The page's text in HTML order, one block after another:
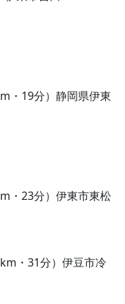
・19分）静岡県伊東
・23分）伊東市東松
・31分）伊豆市冷